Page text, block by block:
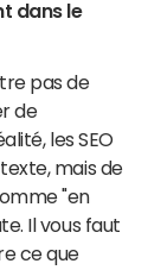
dans le
pas de
de
les SEO
mais de
"en
Il vous faut
ce que